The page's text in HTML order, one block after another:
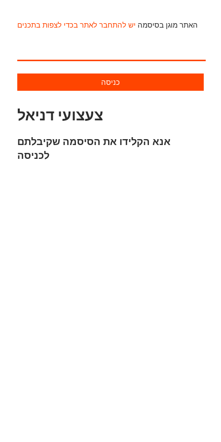
האתר מוגן בסיסמה יש להתחבר לאתר בכדי לצפות בתכנים
כניסה
צעצועי דניאל
אנא הקלידו את הסיסמה שקיבלתם
לכניסה